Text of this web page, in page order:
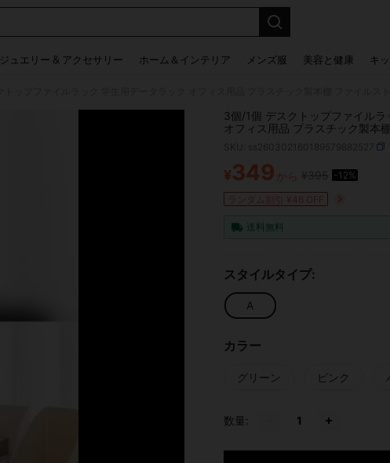
ジュエリー & アクセサリー ホーム＆インテリア メンズ服 美容と健康 キ
3個/1個 デスクトップファイルラ
オフィス用品 プラスチック製本
PRICE AND
¥349 から -12%
ランダム割引 ¥46 OFF
送料無料
スタイルタイプ:
A
カラー
グリーン ピンク
数量: